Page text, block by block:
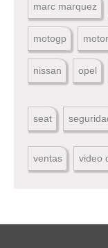
marc marquez
motogp
nissan opel
seat
ventas video